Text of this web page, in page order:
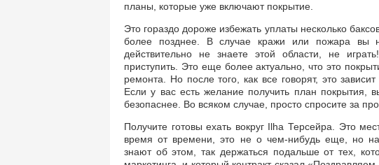
планы, которые уже включают покрытие.
Это гораздо дороже избежать уплаты несколько
более позднее. В случае кражи или пожара вы
действительно не знаете этой области, не
приступить. Это еще более актуально, что это
ремонта. Но после того, как все говорят, это
Если у вас есть желание получить план покрытия,
безопаснее. Во всяком случае, просто спросите за
Получите готовы ехать вокруг Ilha Терсейра. Это
время от времени, это не о чем-нибудь еще, но
знают об этом, так держаться подальше от тех,